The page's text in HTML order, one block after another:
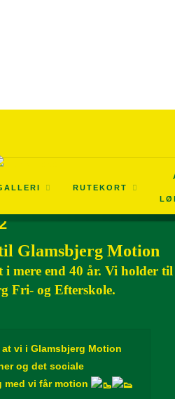
RUTEKORT
Glamsbjerg Motion
i mere end 40 år. Vi holder til
Fri- og Efterskole.
vi i Glamsbjerg Motion
og det sociale
vi får motion